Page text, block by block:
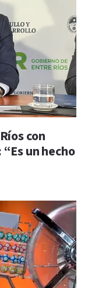
con
un hecho